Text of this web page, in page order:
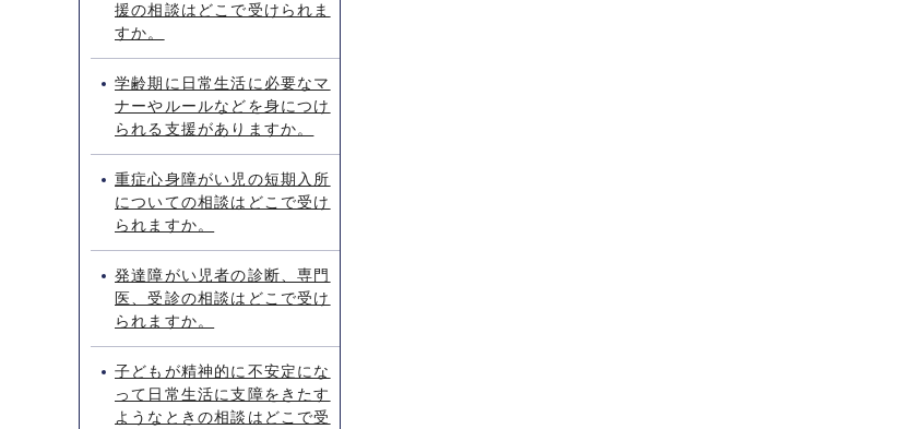
援の相談はどこで受けられま
すか。
学齢期に日常生活に必要なマ
ナーやルールなどを身につけ
られる支援がありますか。
重症心身障がい児の短期入所
についての相談はどこで受け
られますか。
発達障がい児者の診断、専門
医、受診の相談はどこで受け
られますか。
子どもが精神的に不安定にな
って日常生活に支障をきたす
ようなときの相談はどこで受